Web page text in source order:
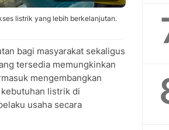
listrik yang lebih berkelanjutan.
bagi masyarakat sekaligus
tersedia memungkinkan
mengembangkan
listrik di
usaha secara